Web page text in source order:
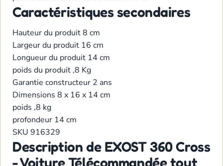
Caractéristiques secondaires
Hauteur du produit8 cm
Largeur du produit 16 cm
Longueur du produit 14 cm
poids du produit ,8 Kg
Garantie constructeur 2 ans
Dimensions 8 x 16 x 14 cm
poids ,8 kg
profondeur 14 cm
SKU 916329
Description de EXOST 360 Cross